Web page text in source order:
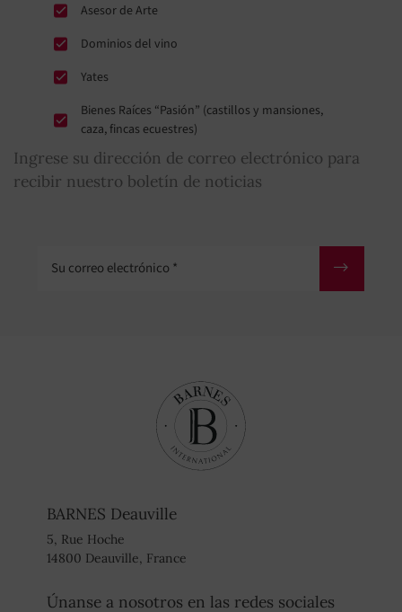
Asesor de Arte
Dominios del vino
Yates
Bienes Raíces “Pasión” (castillos y mansiones,
caza, fincas ecuestres)
Ingrese su dirección de correo electrónico para
recibir nuestro boletín de noticias
BARNES Deauville
5, Rue Hoche
14800 Deauville, France
Únanse a nosotros en las redes sociales